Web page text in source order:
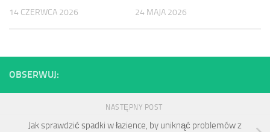
14 CZERWCA 2026 24 MAJA 2026
OBSERWUJ:
NASTĘPNY POST
Jak sprawdzić spadki w łazience, by uniknąć problemów z